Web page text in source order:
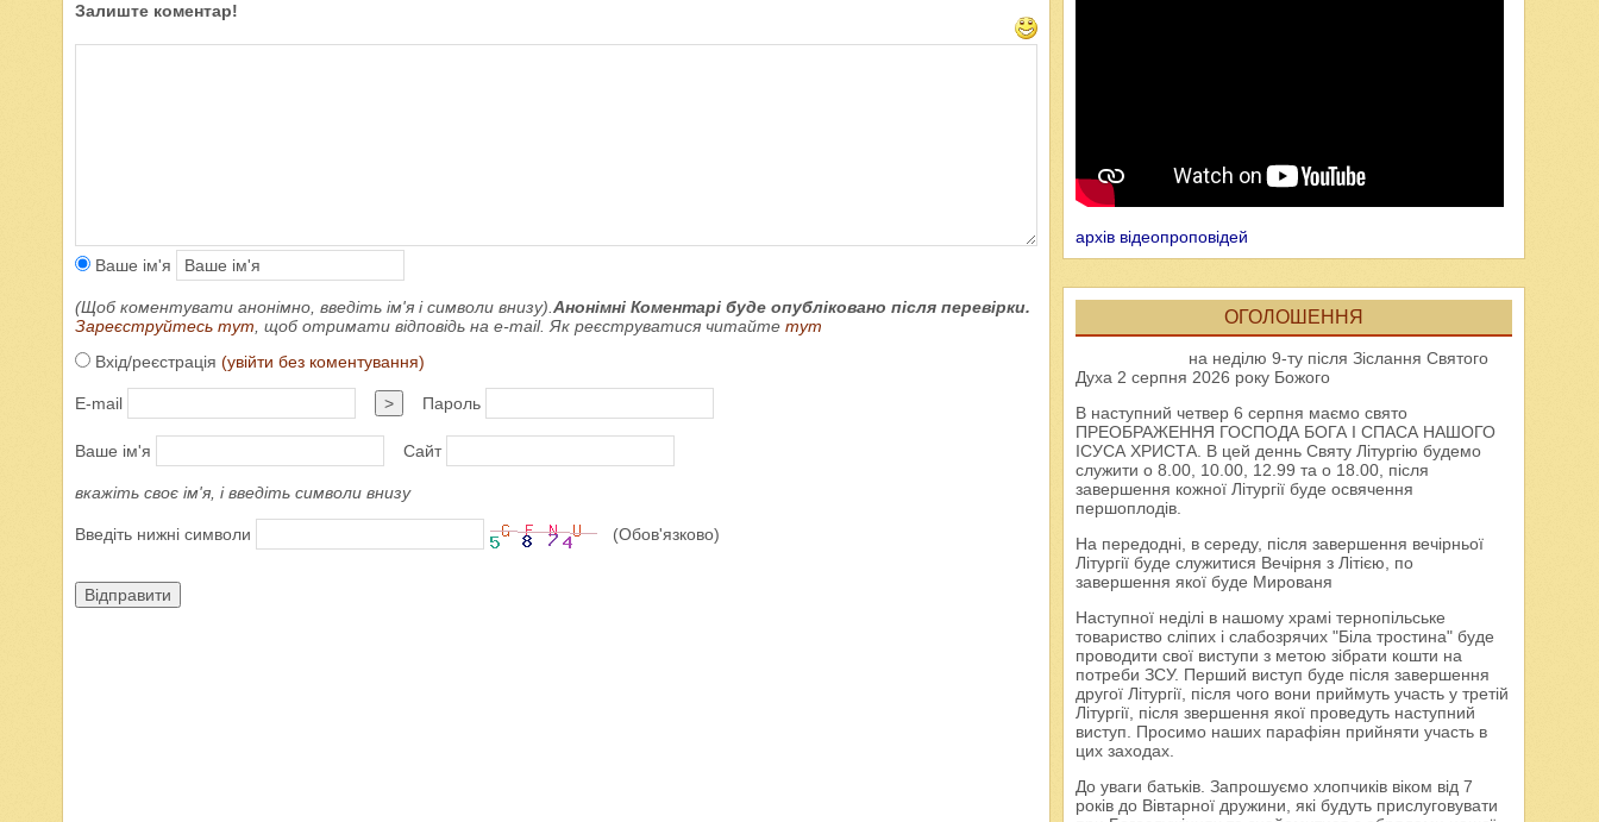
Залиште коментар!
Ваше ім'я
(Щоб коментувати анонімно, введіть ім'я і символи внизу).Анонімні Коментарі буде опубліковано після перевірки.
Зареєструйтесь тут, щоб отримати відповідь на e-mail. Як реєструватися читайте тут
Вхід/реєстрація (увійти без коментування)
E-mail > Пароль
Ваше ім'я Сайт
вкажіть своє ім'я, і введіть символи внизу
Введіть нижні символи (Обов'язково)
Відправити
архів відеопроповідей
ОГОЛОШЕННЯ
на неділю 9-ту після Зіслання Святого
Духа 2 серпня 2026 року Божого
В наступний четвер 6 серпня маємо свято
ПРЕОБРАЖЕННЯ ГОСПОДА БОГА І СПАСА НАШОГО
ІСУСА ХРИСТА. В цей деннь Святу Літургію будемо
служити о 8.00, 10.00, 12.99 та о 18.00, після
завершення кожної Літургії буде освячення
першоплодів.
На передодні, в середу, після завершення вечірньої
Літургії буде служитися Вечірня з Літією, по
завершення якої буде Мированя
Наступної неділі в нашому храмі тернопільське
товариство сліпих і слабозрячих "Біла тростина" буде
проводити свої виступи з метою зібрати кошти на
потреби ЗСУ. Перший виступ буде після завершення
другої Літургії, після чого вони приймуть участь у третій
Літургії, після звершення якої проведуть наступний
виступ. Просимо наших парафіян прийняти участь в
цих заходах.
До уваги батьків. Запрошуємо хлопчиків віком від 7
років до Вівтарної дружини, які будуть прислуговувати